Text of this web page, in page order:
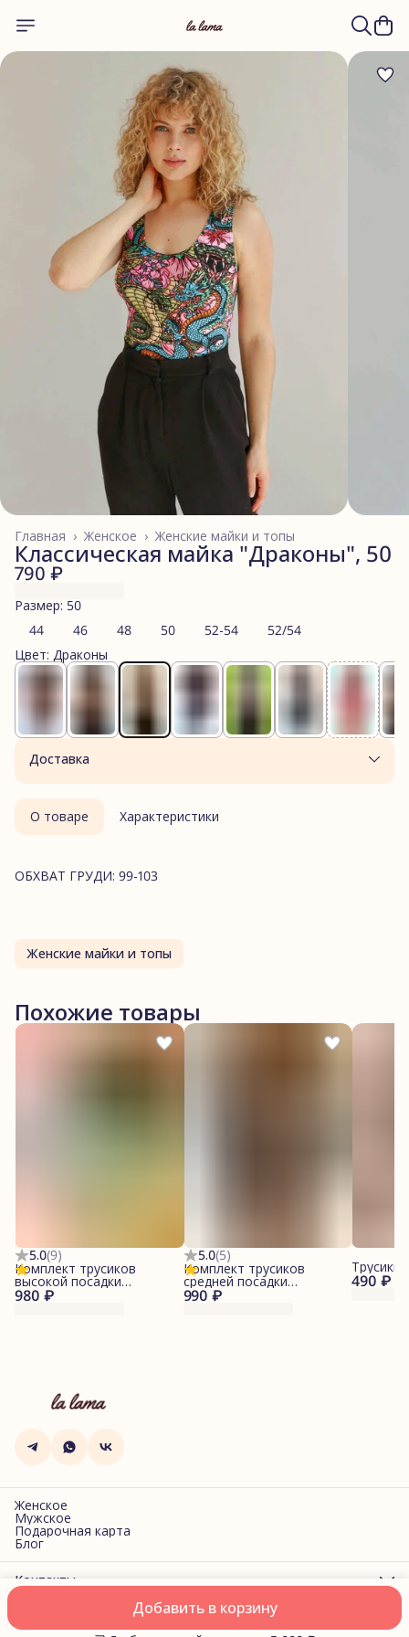
Женские майки и топы
Женское ›
Главная ›
Классическая майка "Драконы", 50
790 ₽
Размер: 50
44
46 48 50 52-54
52/54
Цвет: Драконы
Добавить в корзину
Доставка
О товаре Характеристики
ОБХВАТ ГРУДИ: 99-103
Женские майки и топы
Похожие товары
5.0(9)
980 ₽
Комплект трусиков
высокой посадки
"Драконы/Фисташка"
5.0(5)
990 ₽
Комплект трусиков
средней посадки
"Драконы/Фисташка"
490 ₽
Женское
Мужское
Подарочная карта
Блог
Контакты
г. Санкт-Петербург, Фучика, 2
Телефон
ОплатаДоставкаПравила возвратаРеквизитыОферта